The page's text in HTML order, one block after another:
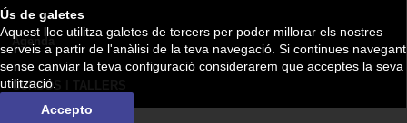
Ús de galetes
Aquest lloc utilitza galetes de tercers per poder millorar els nostres
serveis a partir de l'anàlisi de la teva navegació. Si continues navegant
sense canviar la teva configuració considerarem que acceptes la seva
utilització.
Accepto
Agenda
CURSOS I TALLERS